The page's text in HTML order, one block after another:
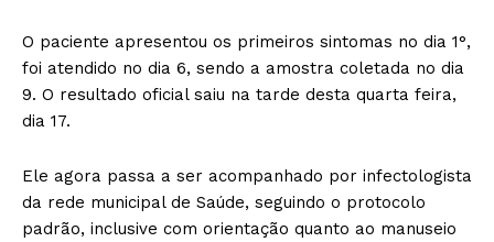
O paciente apresentou os primeiros sintomas no dia 1°,
foi atendido no dia 6, sendo a amostra coletada no dia
9. O resultado oficial saiu na tarde desta quarta feira,
dia 17.
Ele agora passa a ser acompanhado por infectologista
da rede municipal de Saúde, seguindo o protocolo
padrão, inclusive com orientação quanto ao manuseio